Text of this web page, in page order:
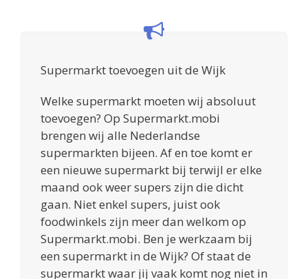
Supermarkt toevoegen uit de Wijk
Welke supermarkt moeten wij absoluut
toevoegen? Op Supermarkt.mobi
brengen wij alle Nederlandse
supermarkten bijeen. Af en toe komt er
een nieuwe supermarkt bij terwijl er elke
maand ook weer supers zijn die dicht
gaan. Niet enkel supers, juist ook
foodwinkels zijn meer dan welkom op
Supermarkt.mobi. Ben je werkzaam bij
een supermarkt in de Wijk? Of staat de
supermarkt waar jij vaak komt nog niet in